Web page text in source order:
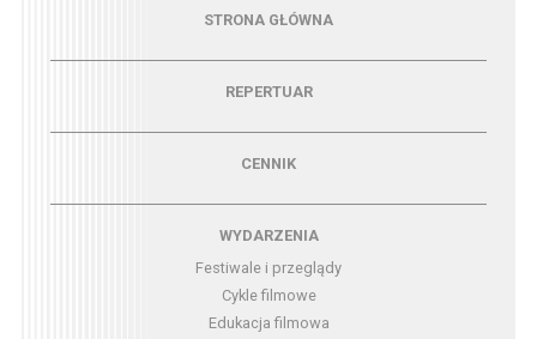
Menu - strona główna
STRONA GŁÓWNA
Menu - repertuarREPERTUAR
CENNIK
Menu - wydarzeniaWYDARZENIA
Festiwale i przeglądy
Cykle filmowe
Edukacja filmowa